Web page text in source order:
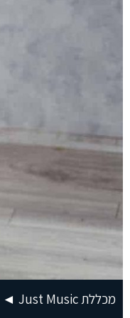
מכללת Just Music ◄